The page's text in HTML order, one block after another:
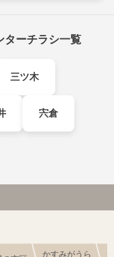
ターチラシ一覧
三ツ木
宍倉
かすみがうら